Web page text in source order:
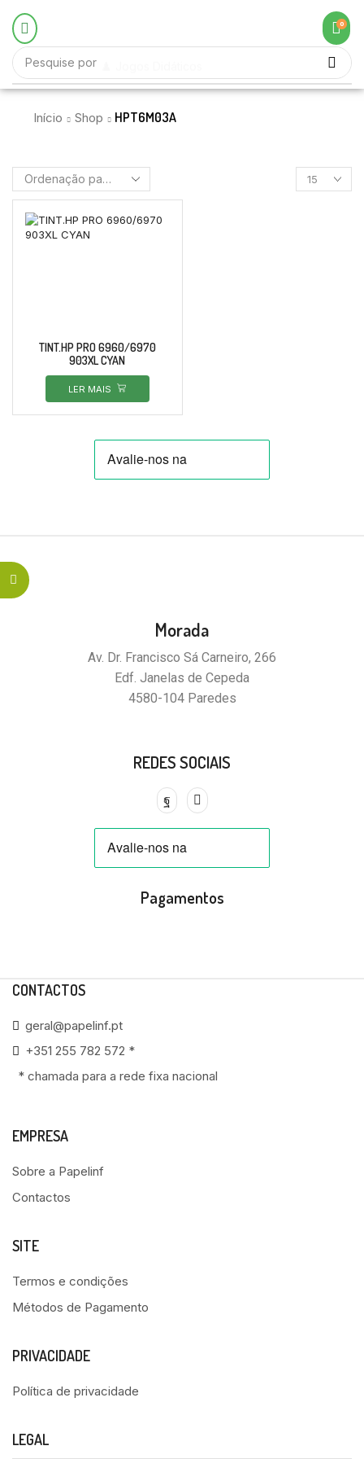
Pesquise por
0
Início Shop HPT6M03A
TINT.HP PRO 6960/6970
903XL CYAN
LER MAIS
Morada
Av. Dr. Francisco Sá Carneiro, 266
Edf. Janelas de Cepeda
4580-104 Paredes
REDES SOCIAIS
Pagamentos
CONTACTOS
geral@papelinf.pt
+351 255 782 572 *
* chamada para a rede fixa nacional
EMPRESA
Sobre a Papelinf
Contactos
SITE
Termos e condições
Métodos de Pagamento
PRIVACIDADE
Política de privacidade
LEGAL